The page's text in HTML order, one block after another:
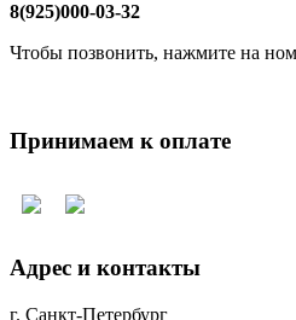
8(925)000-03-32
Чтобы позвонить, нажмите на
Принимаем к оплате
Адрес и контакты
г. Санкт-Петербург